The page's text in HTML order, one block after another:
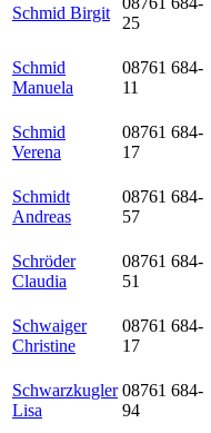
Schmid Birgit
25
Schmid
Manuela
08761 684-
11
Schmid
Verena
08761 684-
17
Schmidt
Andreas
08761 684-
57
Schröder
Claudia
08761 684-
51
Schwaiger
Christine
08761 684-
17
Schwarzkugler
Lisa
08761 684-
94